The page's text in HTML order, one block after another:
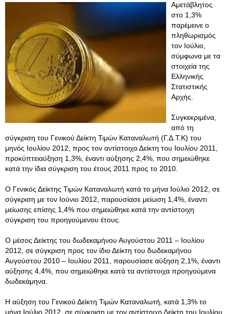
Αμετάβλητος
στο 1,3%
παρέμεινε ο
πληθωρισμός
τον Ιούλιο,
σύμφωνα με τα
στοιχεία της
Ελληνικής
Στατιστικής
Αρχής.
Συγκεκριμένα,
από τη
σύγκριση του Γενικού Δείκτη Τιμών Καταναλωτή (Γ.Δ.Τ.Κ) του
μηνός Ιουλίου 2012, προς τον αντίστοιχο Δείκτη του Ιουλίου 2011,
προκύπτειαύξηση 1,3%, έναντι αύξησης 2,4%, που σημειώθηκε
κατά την ίδια σύγκριση του έτους 2011 προς το 2010.
Ο Γενικός Δείκτης Τιμών Καταναλωτή κατά το μήνα Ιούλιο 2012, σε
σύγκριση με τον Ιούνιο 2012, παρουσίασε μείωση 1,4%, έναντι
μείωσης επίσης 1,4% που σημειώθηκε κατά την αντίστοιχη
σύγκριση του προηγούμενου έτους.
Ο μέσος Δείκτης του δωδεκαμήνου Αυγούστου 2011 – Ιουλίου
2012, σε σύγκριση προς τον ίδιο Δείκτη του δωδεκαμήνου
Αυγούστου 2010 – Ιουλίου 2011, παρουσίασε αύξηση 2,1%, έναντι
αύξησης 4,4%, που σημειώθηκε κατά τα αντίστοιχα προηγούμενα
δωδεκάμηνα.
Η αύξηση του Γενικού Δείκτη Τιμών Καταναλωτή, κατά 1,3% το
μήνα Ιούλιο 2012, σε σύγκριση με τον αντίστοιχο Δείκτη του Ιουλίου